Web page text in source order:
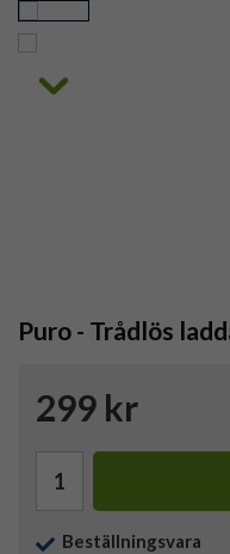
Puro - Trådlös
299 kr
Beställningsvara